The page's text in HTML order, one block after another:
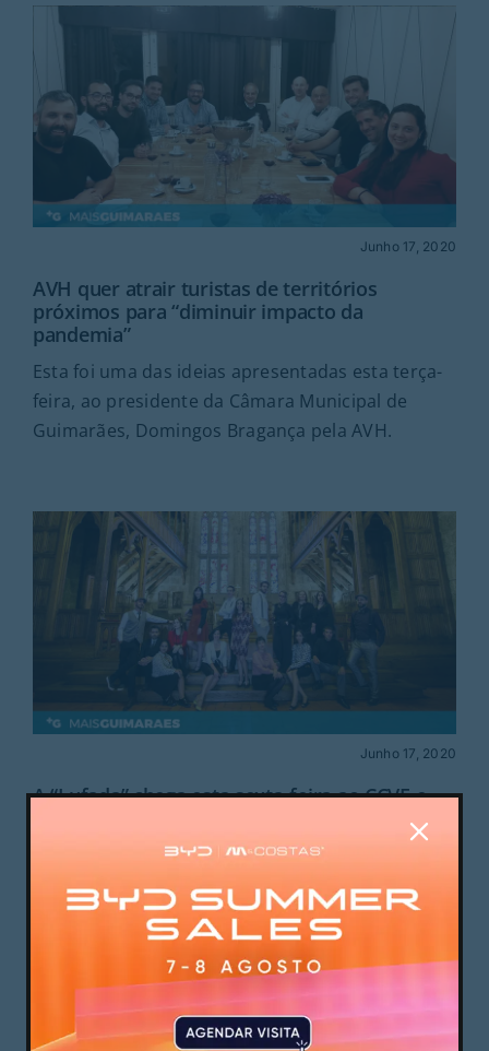
Junho 17, 2020
AVH quer atrair turistas de territórios
próximos para “diminuir impacto da
pandemia”
Esta foi uma das ideias apresentadas esta terça-
feira, ao presidente da Câmara Municipal de
Guimarães, Domingos Bragança pela AVH.
Junho 17, 2020
A “Lufada” chega esta sexta-feira ao CCVF e
O início de um programa "excecional para
tempos excecionais", faz-se pelas 19h00 desta
sexta-feira (19 junho), nos Jardins do Palácio Vila
Flor (CCVF), com o The BJazz Choir